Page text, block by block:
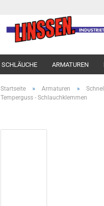
SCHLÄUCHE ARMATUREN
Startseite » Armaturen »
Temperguss - Schlauchklemmen